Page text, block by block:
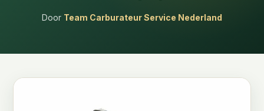
Door Team Carburateur Service Nederland